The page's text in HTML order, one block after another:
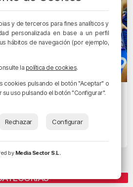
y de terceros para fines analíticos y
personalizada en base a un perfil
hábitos de navegación (por ejemplo,
la política de cookies.
cookies pulsando el botón "Aceptar" o
uso pulsando el botón "Configurar".
Rechazar Configurar
by Media Sector S.L.